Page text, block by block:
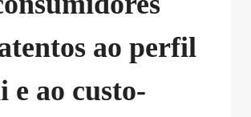
ao perfil
e ao custo-